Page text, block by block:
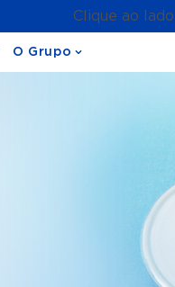
Clique ao
O Grupo